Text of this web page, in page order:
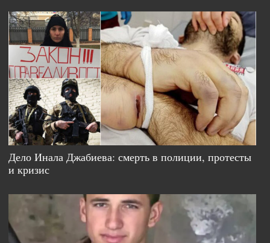
Дело Инала Джабиева: смерть в полиции, протесты
и кризис